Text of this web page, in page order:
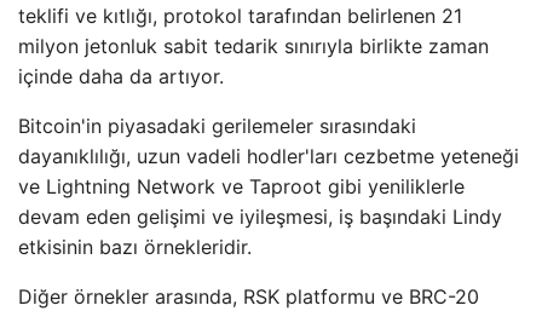
teklifi ve kıtlığı, protokol tarafından belirlenen 21
milyon jetonluk sabit tedarik sınırıyla birlikte zaman
içinde daha da artıyor.
Bitcoin'in piyasadaki gerilemeler sırasındaki
dayanıklılığı, uzun vadeli hodler'ları cezbetme yeteneği
ve Lightning Network ve Taproot gibi yeniliklerle
devam eden gelişimi ve iyileşmesi, iş başındaki Lindy
etkisinin bazı örnekleridir.
Diğer örnekler arasında, RSK platformu ve BRC-20